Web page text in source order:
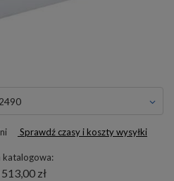
2490
Sprawdź czasy i koszty wysyłki
katalogowa:
zł